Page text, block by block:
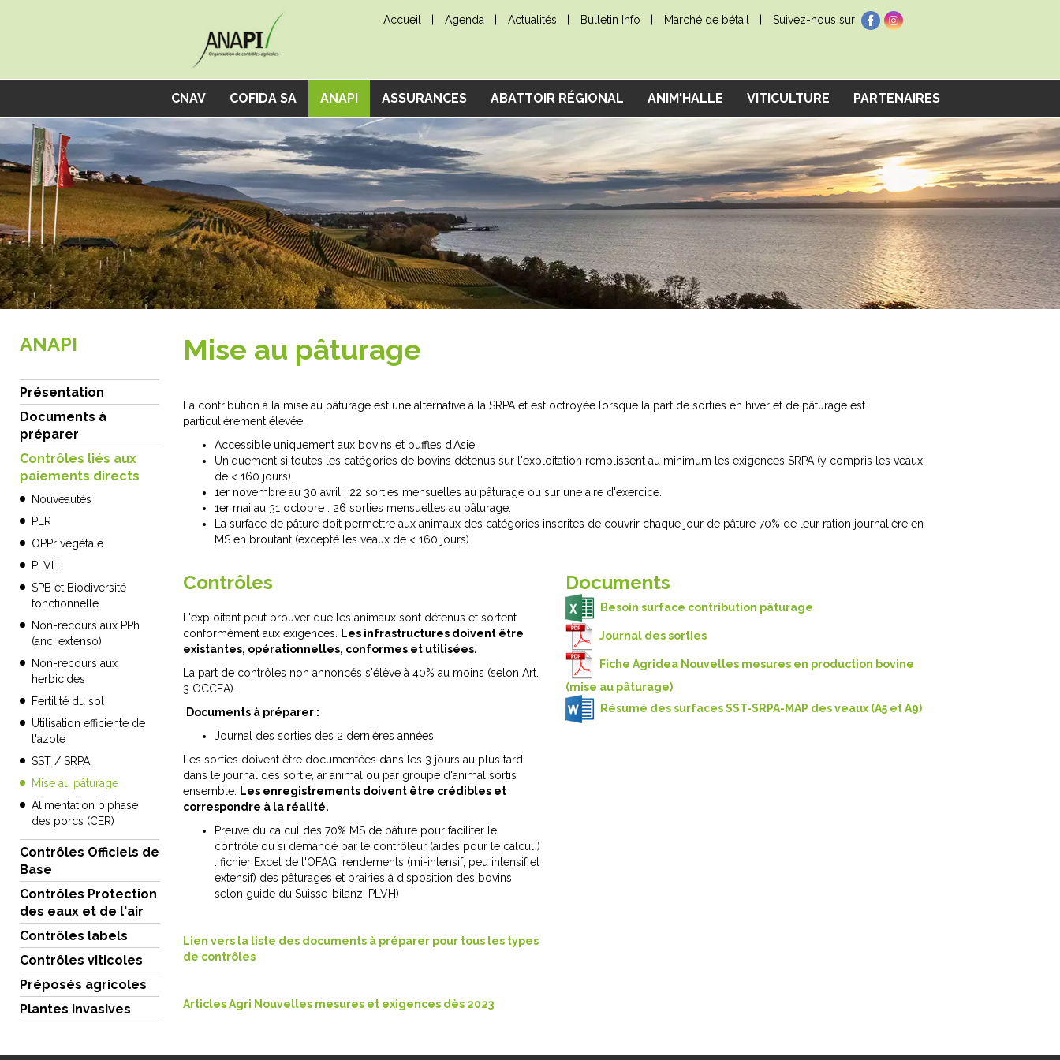
Accueil Agenda Actualités Bulletin Info Marché de bétail Suivez-nous sur
CNAV COFIDA SA ANAPI ASSURANCES ABATTOIR RÉGIONAL ANIM'HALLE VITICULTURE PARTENAIRES
ANAPI
Présentation
Documents à
préparer
Contrôles liés aux
paiements directs
Nouveautés
PER
OPPr végétale
PLVH
SPB et Biodiversité
fonctionnelle
Non-recours aux PPh
(anc. extenso)
Non-recours aux
herbicides
Fertilité du sol
Utilisation efficiente de
l'azote
SST / SRPA
Mise au pâturage
Alimentation biphase
des porcs (CER)
Contrôles Officiels de
Base
Contrôles Protection
des eaux et de l'air
Contrôles labels
Contrôles viticoles
Préposés agricoles
Plantes invasives
Mise au pâturage
La contribution à la mise au pâturage est une alternative à la SRPA et est octroyée lorsque la part de sorties en hiver et de pâturage est
particulièrement élevée.
Accessible uniquement aux bovins et buffles d'Asie.
Uniquement si toutes les catégories de bovins détenus sur l'exploitation remplissent au minimum les exigences SRPA (y compris les veaux
de < 160 jours).
1er novembre au 30 avril : 22 sorties mensuelles au pâturage ou sur une aire d'exercice.
1er mai au 31 octobre : 26 sorties mensuelles au pâturage.
La surface de pâture doit permettre aux animaux des catégories inscrites de couvrir chaque jour de pâture 70% de leur ration journalière en
MS en broutant (excepté les veaux de < 160 jours).
Contrôles
L'exploitant peut prouver que les animaux sont détenus et sortent
conformément aux exigences.
Les infrastructures doivent être
existantes, opérationnelles, conformes et utilisées.
La part de contrôles non annoncés s'élève à 40% au moins (selon Art.
3 OCCEA).
Documents à préparer :
Journal des sorties des 2 dernières années.
Les sorties doivent être documentées dans les 3 jours au plus tard
dans le journal des sortie, ar animal ou par groupe d'animal sortis
ensemble.
Les enregistrements doivent être crédibles et
correspondre à la réalité.
Preuve du calcul des 70% MS de pâture pour faciliter le
contrôle ou si demandé par le contrôleur (aides pour le calcul )
: fichier Excel de l'OFAG, rendements (mi-intensif, peu intensif et
extensif) des pâturages et prairies à disposition des bovins
selon guide du Suisse-bilanz, PLVH)
Lien vers la liste des documents à préparer pour tous les types
de contrôles
Articles Agri Nouvelles mesures et exigences dès 2023
Documents
Besoin surface contribution pâturage
Journal des sorties
Fiche Agridea Nouvelles mesures en production bovine
(mise au pâturage)
Résumé des surfaces SST-SRPA-MAP des veaux (A5 et A9)